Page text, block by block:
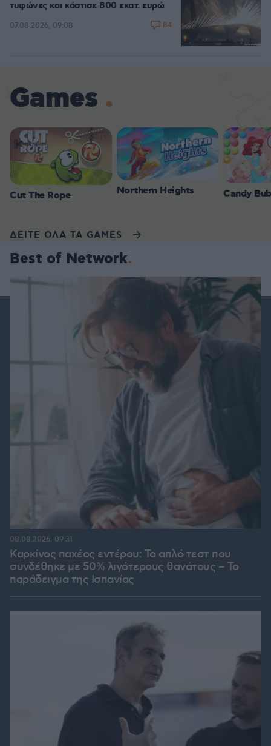
τυφώνες και κόστισε 800 εκατ. ευρώ
07.08.2026, 09:08 84
Games
Cut The Rope Northern Heights Candy
ΔΕΙΤΕ ΟΛΑ ΤΑ GAMES
Best of Network
Καρκίνος παχέος εντέρου: Το απλό τεστ που
συνδέθηκε με 50% λιγότερους θανάτους – Το
παράδειγμα της Ισπανίας
08.08.2026, 09:31